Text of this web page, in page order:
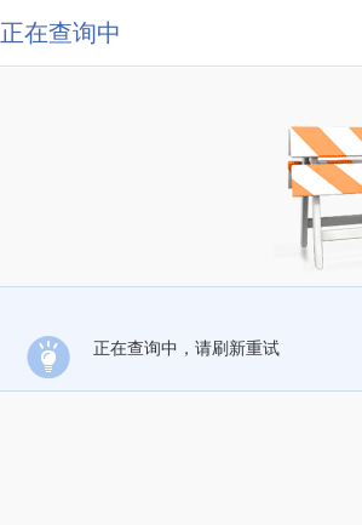
正在查询中
正在查询中，请刷新重试